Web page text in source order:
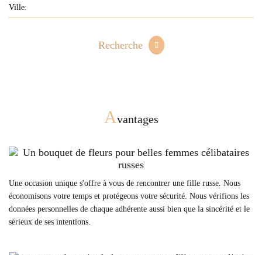
Recherche
Avantages
Une occasion unique s'offre à vous de rencontrer une fille russe. Nous
économisons votre temps et protégeons votre sécurité. Nous vérifions les
données personnelles de chaque adhérente aussi bien que la sincérité et le
sérieux de ses intentions.